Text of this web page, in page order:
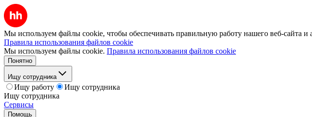
Мы используем файлы cookie, чтобы обеспечивать правильную работу нашего веб-сайта и
Правила использования файлов cookie
Мы используем файлы cookie. Правила использования файлов cookie
Понятно
Ищу сотрудника
Ищу работу
Ищу сотрудника
Ищу сотрудника
Сервисы
Помощь